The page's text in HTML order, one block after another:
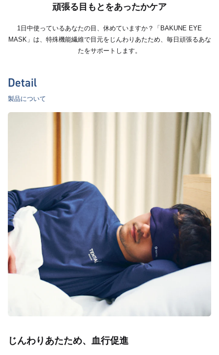
頑張る目もとをあったかケア
1日中使っているあなたの目、休めていますか？「BAKUNE EYE
MASK」は、特殊機能繊維で目元をじんわりあたため、毎日頑張るあな
たをサポートします。
Detail
製品について
じんわりあたため、血行促進